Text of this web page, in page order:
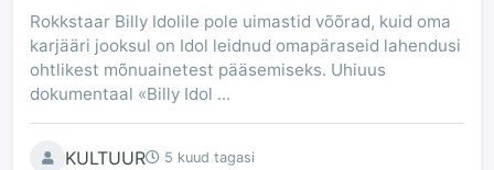
Rokkstaar Billy Idolile pole uimastid võõrad, kuid oma
karjääri jooksul on Idol leidnud omapäraseid lahendusi
ohtlikest mõnuainetest pääsemiseks. Uhiuus
dokumentaal «Billy Idol ...
KULTUUR 5 kuud tagasi